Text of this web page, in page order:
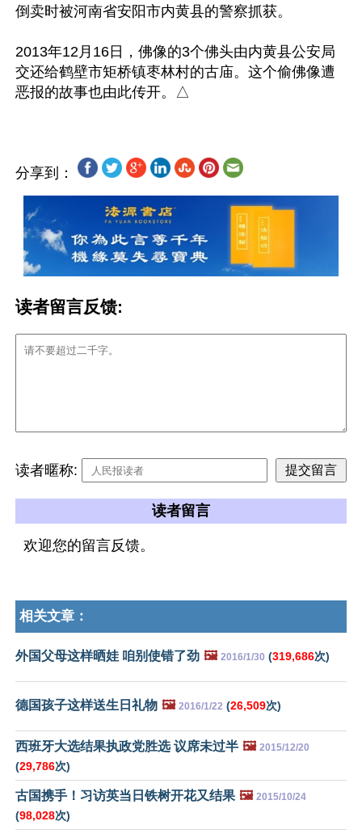
倒卖时被河南省安阳市内黄县的警察抓获。
2013年12月16日，佛像的3个佛头由内黄县公安局
交还给鹤壁市矩桥镇枣林村的古庙。这个偷佛像遭
分享到：
读者留言反馈:
读者暱称:
读者留言
欢迎您的留言反馈。
相关文章：
外国父母这样晒娃 咱别使错了劲 🖼️ 2016/1/30 (319,686次)
德国孩子这样送生日礼物 🖼️ 2016/1/22 (26,509次)
西班牙大选结果执政党胜选 议席未过半 🖼️ 2015/12/20
(29,786次)
古国携手！习访英当日铁树开花又结果 🖼️ 2015/10/24
(98,028次)